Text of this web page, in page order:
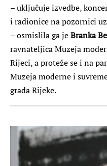
– uključuje izvedbe,
i radionice na pozornici
– osmislila ga jeBranka
ravnateljica Muzeja
Rijeci, a proteže se i na
Muzeja moderne i
grada Rijeke.